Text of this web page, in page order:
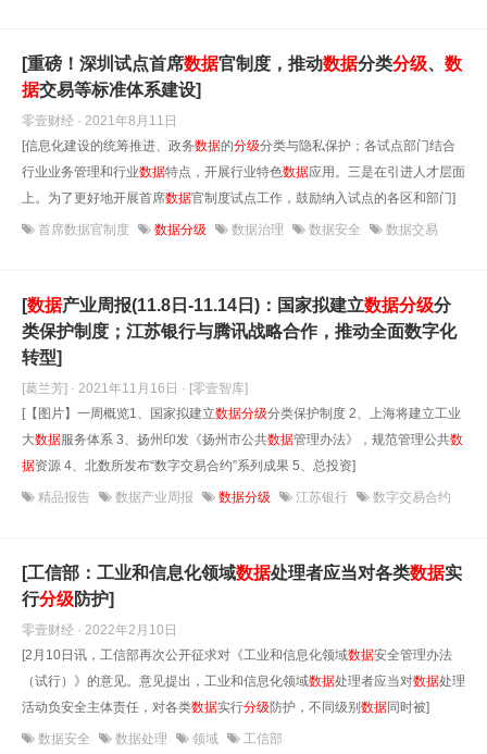
[重磅！深圳试点首席数据官制度，推动数据分类分级、 数
据交易等标准体系建设]
零壹财经 · 2021年8月11日
[信息化建设的统筹推进、政务数据的分级分类与隐私保护；各试点部门结合
行业业务管理和行业数据特点，开展行业特色数据应用。三是在引进人才层面
上。为了更好地开展首席数据官制度试点工作，鼓励纳入试点的各区和部门]
首席数据官制度 数据分级 数据治理 数据安全 数据交易
[数据产业周报(11.8日-11.14日)：国家拟建立数据分级分
类保护制度；江苏银行与腾讯战略合作，推动全面数字化
转型]
[葛兰芳] · 2021年11月16日 · [零壹智库]
[【图片】一周概览1、国家拟建立数据分级分类保护制度 2、上海将建立工业
大数据服务体系 3、扬州印发《扬州市公共数据管理办法》，规范管理公共数
据资源 4、北数所发布“数字交易合约”系列成果 5、总投资]
精品报告 数据产业周报 数据分级 江苏银行 数字交易合约
[工信部：工业和信息化领域数据处理者应当对各类数据实
行分级防护]
零壹财经 · 2022年2月10日
[2月10日讯，工信部再次公开征求对《工业和信息化领域数据安全管理办法
（试行）》的意见。意见提出，工业和信息化领域数据处理者应当对数据处理
活动负安全主体责任，对各类数据实行分级防护，不同级别数据同时被]
数据安全 数据处理 领域 工信部